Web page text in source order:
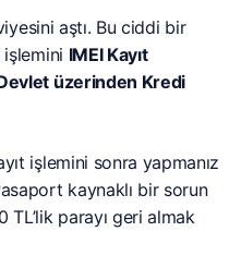
aştı. Bu ciddi bir
IMEI Kayıt
üzerinden Kredi
işlemini sonra yapmanız
kaynaklı bir sorun
TL’lik parayı geri almak